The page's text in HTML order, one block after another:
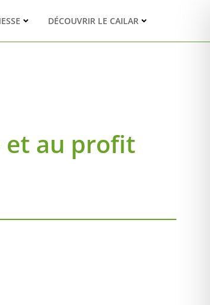
DÉCOUVRIR LE CAILAR
et au profit